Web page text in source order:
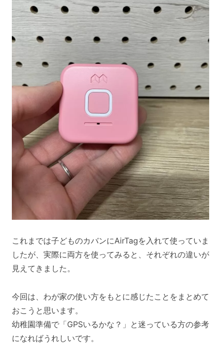
これまでは子どものカバンにAirTagを入れて使っていま
したが、実際に両方を使ってみると、それぞれの違いが
見えてきました。
今回は、わが家の使い方をもとに感じたことをまとめて
おこうと思います。
幼稚園準備で「GPSいるかな？」と迷っている方の参考
になればうれしいです。